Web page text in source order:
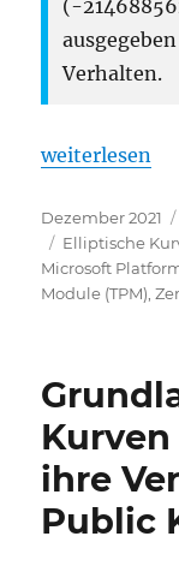
(-
Verhalten.
„Die
weiterlesen
Veröffentlicht
am
Dezember 2021
Schlagwörter
Elliptische
Microsoft
Module (TPM),
ihre
Public